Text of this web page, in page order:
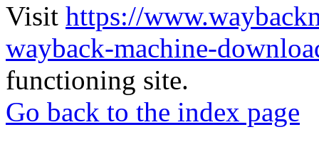
Visit https://
wayback-machine-
functioning site.
Go back to the index page